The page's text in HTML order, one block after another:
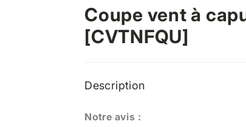
Coupe vent à
[CVTNFQU]
Description
Notre avis :